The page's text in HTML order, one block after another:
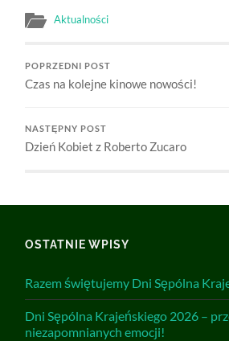
Aktualności
POPRZEDNI POST
Czas na kolejne kinowe nowości!
NASTĘPNY POST
Dzień Kobiet z Roberto Zucaro
OSTATNIE WPISY
Razem świętujemy Dni Sępólna
Dni Sępólna Krajeńskiego 2026 –
niezapomnianych emocji!